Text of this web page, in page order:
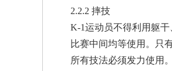
2.2.2 摔技
K-1运动员不得利用躯
比赛中间均等使用。只
所有技法必须发力使用